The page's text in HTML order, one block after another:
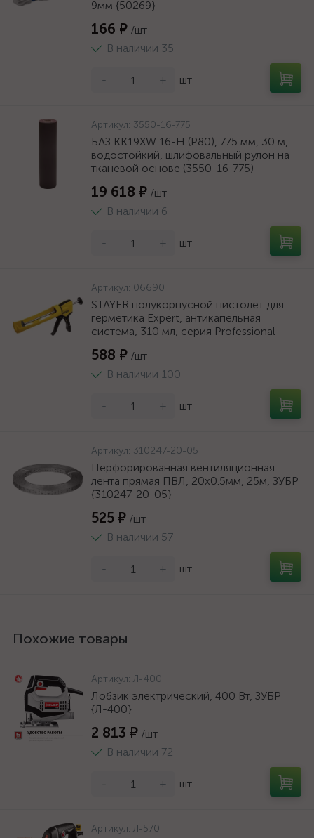
9мм {50269}
166 ₽ /шт
В наличии 35
- + шт
Артикул: 3550-16-775
БАЗ KK19XW 16-H (Р80), 775 мм, 30 м,
водостойкий, шлифовальный рулон на
тканевой основе (3550-16-775)
19 618 ₽ /шт
В наличии 6
- + шт
Артикул: 06690
STAYER полукорпусной пистолет для
герметика Expert, антикапельная
система, 310 мл, серия Professional
588 ₽ /шт
В наличии 100
- + шт
Артикул: 310247-20-05
Перфорированная вентиляционная
лента прямая ПВЛ, 20х0.5мм, 25м, ЗУБР
{310247-20-05}
525 ₽ /шт
В наличии 57
- + шт
Похожие товары
Артикул: Л-400
Лобзик электрический, 400 Вт, ЗУБР
{Л-400}
2 813 ₽ /шт
В наличии 72
+ шт
Артикул: Л-570